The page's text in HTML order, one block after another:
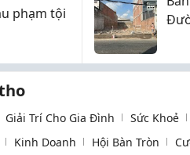
phạm tội
Giải Trí Cho Gia Đình Sức Khoẻ
Kinh Doanh Hội Bàn Tròn